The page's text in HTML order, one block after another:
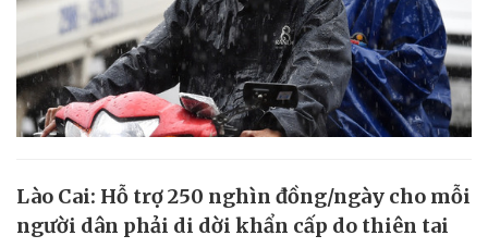
Lào Cai: Hỗ trợ 250 nghìn đồng/ngày cho mỗi
người dân phải di dời khẩn cấp do thiên tai